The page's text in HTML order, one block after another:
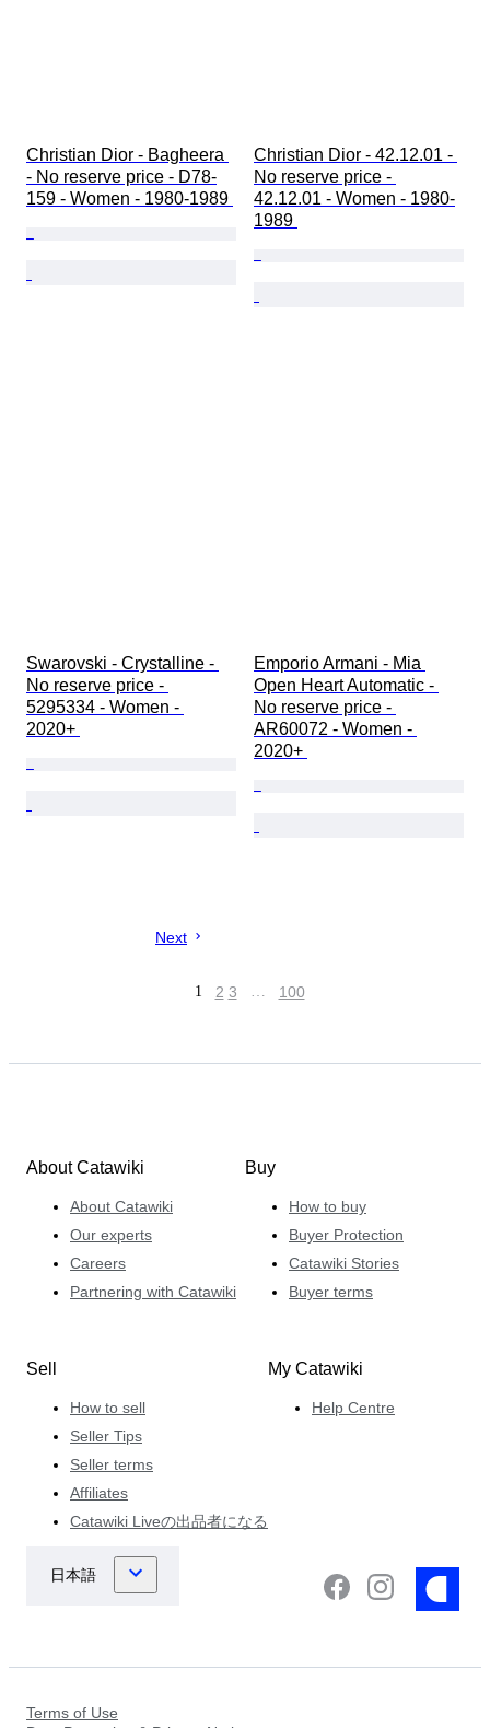
Christian Dior - Bagheera
- No reserve price - D78-
159 - Women - 1980-1989
Christian Dior - 42.12.01 -
No reserve price -
42.12.01 - Women - 1980-
1989
Swarovski - Crystalline -
No reserve price -
5295334 - Women -
2020+
Emporio Armani - Mia
Open Heart Automatic -
No reserve price -
AR60072 - Women -
2020+
Next
1 2 3 … 100
About Catawiki
About Catawiki
Our experts
Careers
Partnering with Catawiki
Buy
How to buy
Buyer Protection
Catawiki Stories
Buyer terms
Sell
How to sell
Seller Tips
Seller terms
Affiliates
Catawiki Liveの出品者になる
My Catawiki
Help Centre
Terms of Use